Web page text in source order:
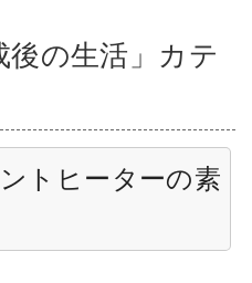
後の生活」カテ
トヒーターの素